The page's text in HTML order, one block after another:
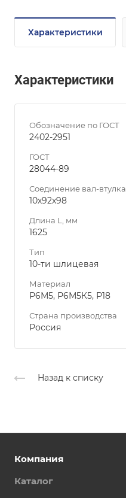
Характеристики
Характеристики
Обозначение по ГОСТ
2402-2951
ГОСТ
28044-89
Соединение вал-втулка
10х92х98
Длина L, мм
1625
Тип
10-ти шлицевая
Материал
Р6М5, Р6М5К5, Р18
Страна производства
Россия
Назад к списку
Компания
Каталог